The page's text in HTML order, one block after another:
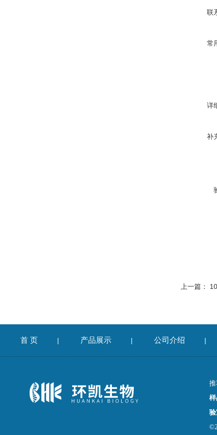
联
常
详
补
上一篇：
首 页 | 产品展示 | 公司介绍 |